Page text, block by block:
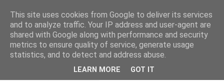
Szőttesföld
Képes és képtelen kalandozásaink keresztül-kasul
Középfölde kockás kendőjén...
This site uses cookies from Google to deliver its services
and to analyze traffic. Your IP address and user-agent are
shared with Google along with performance and security
metrics to ensure quality of service, generate usage
statistics, and to detect and address abuse.
LEARN MORE GOT IT